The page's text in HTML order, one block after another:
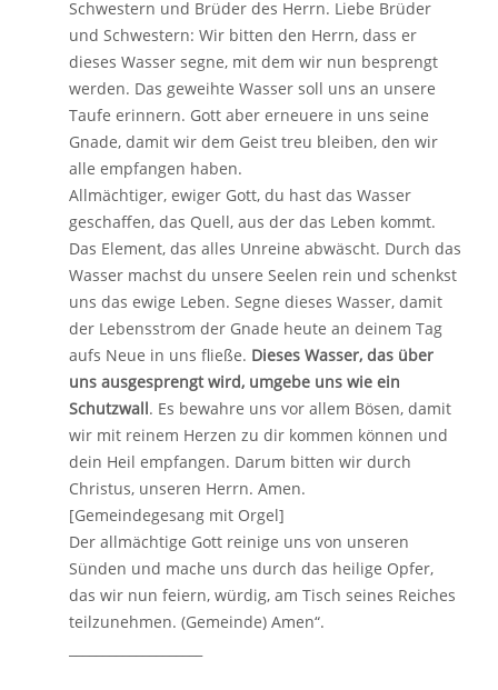
Schwestern und Brüder des Herrn. Liebe Brüder
und Schwestern: Wir bitten den Herrn, dass er
dieses Wasser segne, mit dem wir nun besprengt
werden. Das geweihte Wasser soll uns an unsere
Taufe erinnern. Gott aber erneuere in uns seine
Gnade, damit wir dem Geist treu bleiben, den wir
alle empfangen haben.
Allmächtiger, ewiger Gott, du hast das Wasser
geschaffen, das Quell, aus der das Leben kommt.
Das Element, das alles Unreine abwäscht. Durch das
Wasser machst du unsere Seelen rein und schenkst
uns das ewige Leben. Segne dieses Wasser, damit
der Lebensstrom der Gnade heute an deinem Tag
aufs Neue in uns fließe. Dieses Wasser, das über
uns ausgesprengt wird, umgebe uns wie ein
Schutzwall. Es bewahre uns vor allem Bösen, damit
wir mit reinem Herzen zu dir kommen können und
dein Heil empfangen. Darum bitten wir durch
Christus, unseren Herrn. Amen.
[Gemeindegesang mit Orgel]
Der allmächtige Gott reinige uns von unseren
Sünden und mache uns durch das heilige Opfer,
das wir nun feiern, würdig, am Tisch seines Reiches
teilzunehmen. (Gemeinde) Amen“.